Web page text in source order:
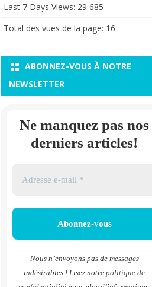
Last 7 Days Views: 29 685
Total des vues de la page: 16
ABONNEZ-VOUS À NOTRE
NEWSLETTER
Ne manquez pas nos
derniers articles!
Nous n’envoyons pas de messages
indésirables ! Lisez notrepolitique de